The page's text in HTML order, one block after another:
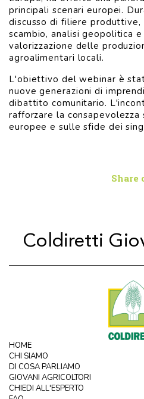
principali scenari europei.
discusso di filiere produttive,
scambio, analisi geopolitica
valorizzazione delle
agroalimentari locali.
L'obiettivo del webinar è
nuove generazioni di
dibattito comunitario.
rafforzare la
europee e sulle sfide dei
Share
Coldiretti
HOME
CHI SIAMO
DI COSA PARLIAMO
GIOVANI AGRICOLTORI
CHIEDI ALL'ESPERTO